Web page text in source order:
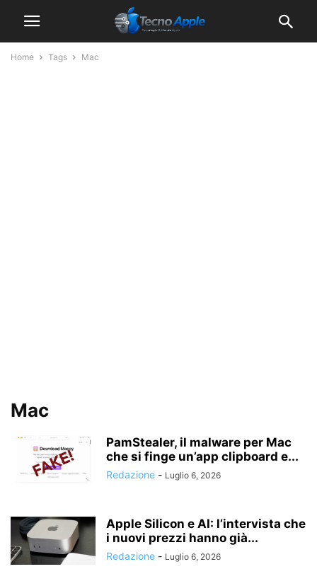
Home Tags Mac
Mac
PamStealer, il malware per Mac
che si finge un’app clipboard e...
Redazione - Luglio 6, 2026
Apple Silicon e AI: l’intervista che
i nuovi prezzi hanno già...
Redazione - Luglio 6, 2026